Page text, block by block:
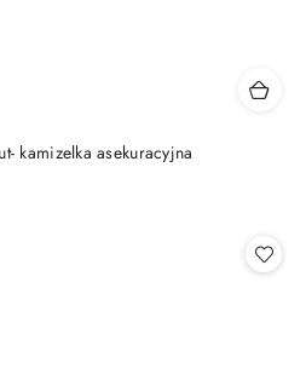
kamizelka asekuracyjna